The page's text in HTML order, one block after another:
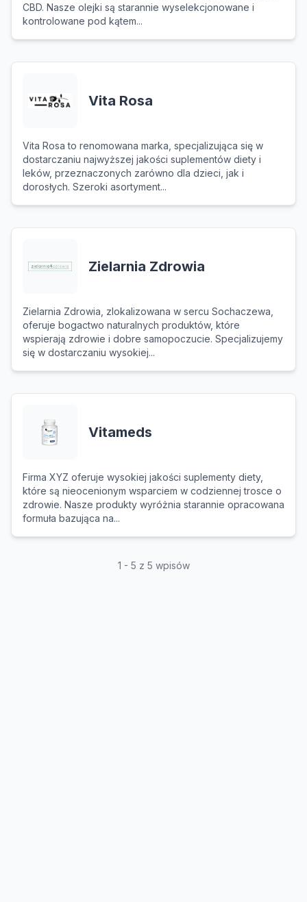
CBD. Nasze olejki są starannie wyselekcjonowane i
kontrolowane pod kątem...
Vita Rosa
Vita Rosa to renomowana marka, specjalizująca się w
dostarczaniu najwyższej jakości suplementów diety i
leków, przeznaczonych zarówno dla dzieci, jak i
dorosłych. Szeroki asortyment...
Zielarnia Zdrowia
Zielarnia Zdrowia, zlokalizowana w sercu Sochaczewa,
oferuje bogactwo naturalnych produktów, które
wspierają zdrowie i dobre samopoczucie. Specjalizujemy
się w dostarczaniu wysokiej...
Vitameds
Firma XYZ oferuje wysokiej jakości suplementy diety,
które są nieocenionym wsparciem w codziennej trosce o
zdrowie. Nasze produkty wyróżnia starannie opracowana
formuła bazująca na...
1 - 5 z 5 wpisów